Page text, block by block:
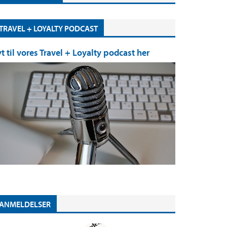
+ LOYALTY PODCAST
til vores Travel + Loyalty podcast her